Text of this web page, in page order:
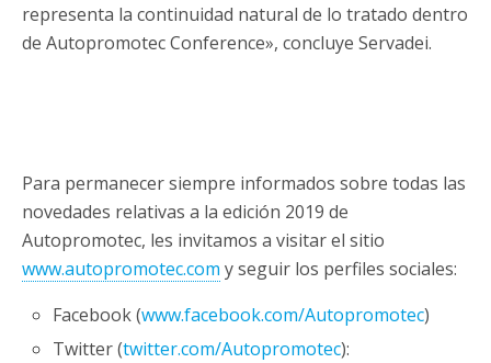
representa la continuidad natural de lo tratado dentro
de Autopromotec Conference», concluye Servadei.
Para permanecer siempre informados sobre todas las
novedades relativas a la edición 2019 de
Autopromotec, les invitamos a visitar el sitio
www.autopromotec.com y seguir los perfiles sociales:
Facebook (www.facebook.com/Autopromotec)
Twitter (twitter.com/Autopromotec):